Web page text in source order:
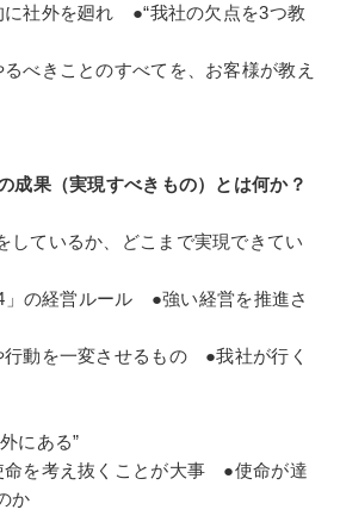
外を廻れ ●“我社の欠点を3つ教
きことのすべてを、お客様が教え
成果（実現すべきもの）とは何か？
ているか、どこまで実現できてい
経営ルール ●強い経営を推進さ
を一変させるもの ●我社が行く
にある”
考え抜くことが大事 ●使命が達
か